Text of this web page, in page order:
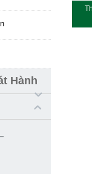
Hành